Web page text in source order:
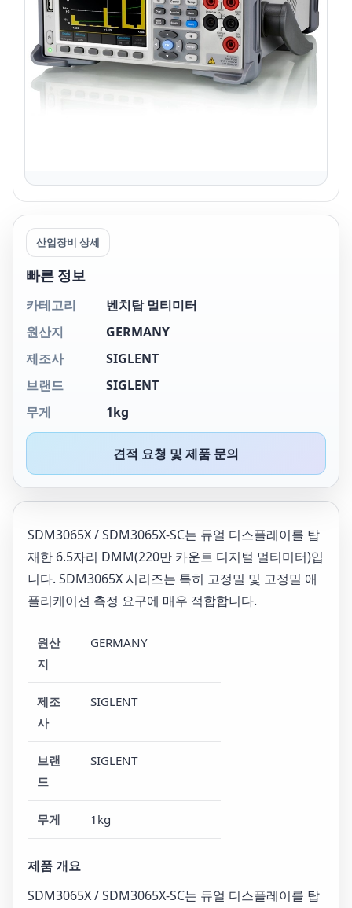
산업장비 상세
빠른 정보
카테고리
벤치탑 멀티미터
원산지
GERMANY
제조사
SIGLENT
브랜드
SIGLENT
무게
1kg
견적 요청 및 제품 문의
SDM3065X / SDM3065X-SC는 듀얼 디스플레이를 탑
재한 6.5자리 DMM(220만 카운트 디지털 멀티미터)입
니다. SDM3065X 시리즈는 특히 고정밀 및 고정밀 애
플리케이션 측정 요구에 매우 적합합니다.
원산
지
GERMANY
제조
사
SIGLENT
브랜
드
SIGLENT
무게 1kg
제품 개요
SDM3065X / SDM3065X-SC는 듀얼 디스플레이를 탑